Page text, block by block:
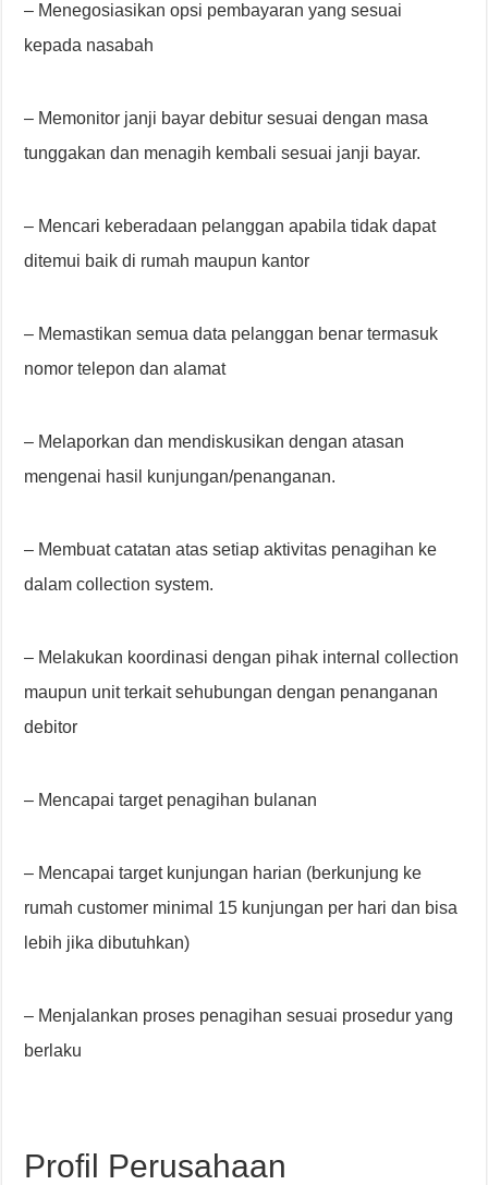
– Menegosiasikan opsi pembayaran yang sesuai
kepada nasabah
– Memonitor janji bayar debitur sesuai dengan masa
tunggakan dan menagih kembali sesuai janji bayar.
– Mencari keberadaan pelanggan apabila tidak dapat
ditemui baik di rumah maupun kantor
– Memastikan semua data pelanggan benar termasuk
nomor telepon dan alamat
– Melaporkan dan mendiskusikan dengan atasan
mengenai hasil kunjungan/penanganan.
– Membuat catatan atas setiap aktivitas penagihan ke
dalam collection system.
– Melakukan koordinasi dengan pihak internal collection
maupun unit terkait sehubungan dengan penanganan
debitor
– Mencapai target penagihan bulanan
– Mencapai target kunjungan harian (berkunjung ke
rumah customer minimal 15 kunjungan per hari dan bisa
lebih jika dibutuhkan)
– Menjalankan proses penagihan sesuai prosedur yang
berlaku
Profil Perusahaan